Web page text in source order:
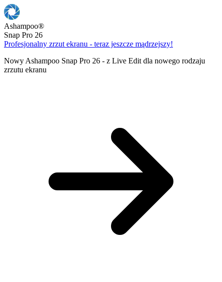
Ashampoo®
Snap Pro 26
Profesjonalny zrzut ekranu - teraz jeszcze mądrzejszy!
Nowy Ashampoo Snap Pro 26 - z Live Edit dla nowego rodzaju
zrzutu ekranu